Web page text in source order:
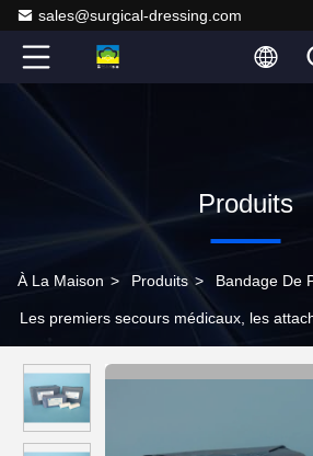
sales@surgical-dressing.com
Produits
À La Maison > Produits > Bandage De
Les premiers secours médicaux, les